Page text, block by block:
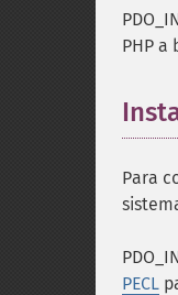
PHP a
Para
PECL